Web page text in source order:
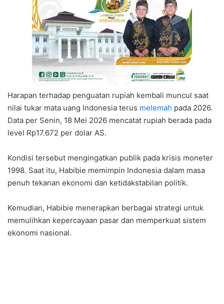
Harapan terhadap penguatan rupiah kembali muncul saat
nilai tukar mata uang Indonesia terus melemah pada 2026.
Data per Senin, 18 Mei 2026 mencatat rupiah berada pada
level Rp17.672 per dolar AS.
Kondisi tersebut mengingatkan publik pada krisis moneter
1998. Saat itu, Habibie memimpin Indonesia dalam masa
penuh tekanan ekonomi dan ketidakstabilan politik.
Kemudian, Habibie menerapkan berbagai strategi untuk
memulihkan kepercayaan pasar dan memperkuat sistem
ekonomi nasional.